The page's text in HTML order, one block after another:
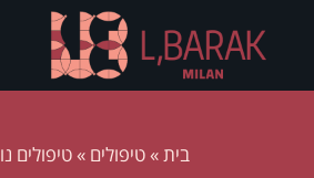
בית»טיפולים »טיפולים